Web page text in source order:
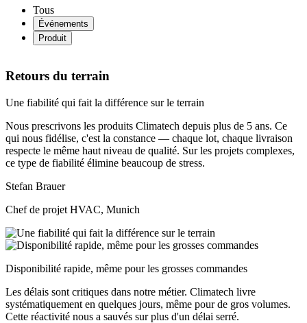
Tous
Événements
Produit
Retours du terrain
Une fiabilité qui fait la différence sur le terrain
Nous prescrivons les produits Climatech depuis plus de 5 ans. Ce
qui nous fidélise, c'est la constance — chaque lot, chaque livraison
respecte le même haut niveau de qualité. Sur les projets complexes,
ce type de fiabilité élimine beaucoup de stress.
Stefan Brauer
Chef de projet HVAC, Munich
Disponibilité rapide, même pour les grosses commandes
Les délais sont critiques dans notre métier. Climatech livre
systématiquement en quelques jours, même pour de gros volumes.
Cette réactivité nous a sauvés sur plus d'un délai serré.